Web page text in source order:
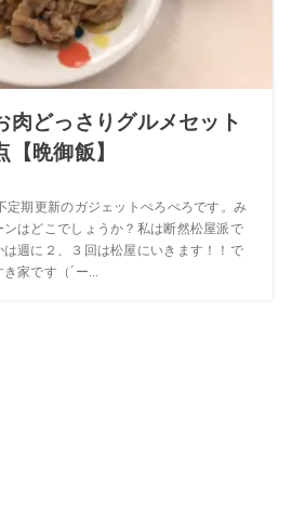
肉どっさりグルメセット
晩御飯】
定期更新のガジェットぺろぺろです。み
はどこでしょうか？私は断然松屋派で
週に２、３回は松屋にいきます！！で
家です（´ー...